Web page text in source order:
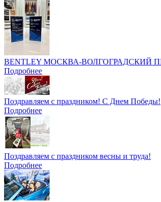
BENTLEY МОСКВА-
Подробнее
Поздравляем с праздником! С Днем Победы!
Подробнее
Поздравляем с праздником весны и труда!
Подробнее